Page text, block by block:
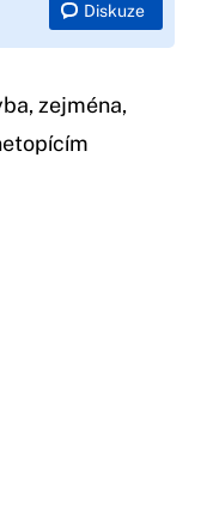
Diskuze
zejména,